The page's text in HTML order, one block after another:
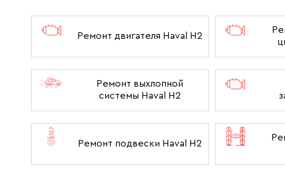
Ремонт двигателя Haval H2
Ремонт выхлопной
системы Haval H2
Ремонт подвески Haval H2